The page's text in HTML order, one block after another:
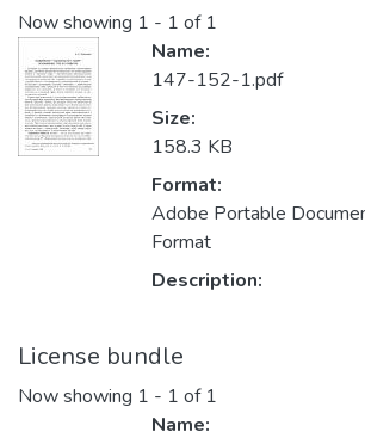
Now showing 1 - 1 of 1
Name:
147-152-1.pdf
Size:
158.3 KB
Format:
Adobe Portable
Format
Description:
License bundle
Now showing 1 - 1 of 1
Name: